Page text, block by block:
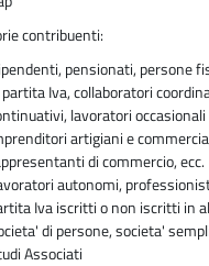
contribuenti:
pensionati, persone
Iva, collaboratori
lavoratori occasionali
artigiani e
di commercio, ecc.
autonomi,
Iva iscritti o non iscritti in
di persone, societa'
Associati